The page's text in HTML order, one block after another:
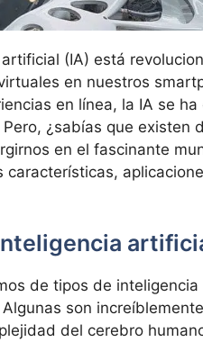
(IA) está
en nuestros
en línea, la IA se
¿sabías que existen
en el fascinante
características,
de tipos de
son
del cerebro